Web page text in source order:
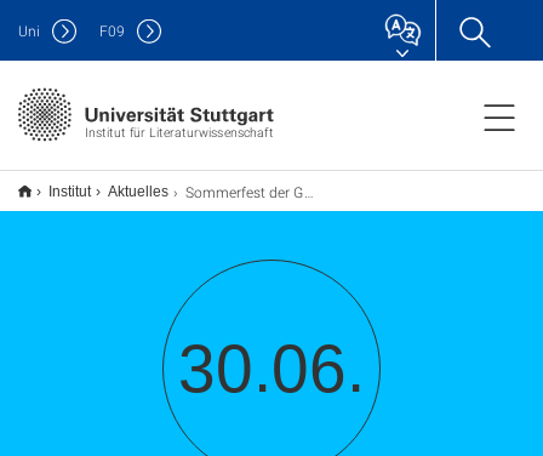
Institut für Literaturwissenschaft
Uni F09
Institut Aktuelles Sommerfest der Germanistik
30.06.